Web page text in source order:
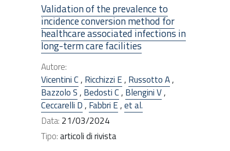
Validation of the prevalence to
incidence conversion method for
healthcare associated infections in
long-term care facilities
Autore:
Vicentini C, Ricchizzi E, Russotto A,
Bazzolo S, Bedosti C, Blengini V,
Ceccarelli D, Fabbri E,et al.
Data: 21/03/2024
Tipo:articoli di rivista